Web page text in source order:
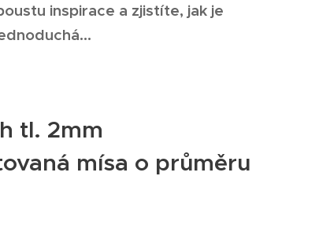
inspirace a zjistíte, jak je
tl. 2mm
mísa o průměru